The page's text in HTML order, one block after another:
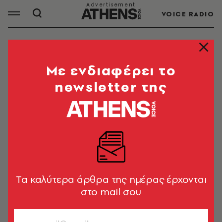
VOICE RADIO
ΒΙΑΣΜΟΙ ΑΝΗΛΙΚΩΝ
ΟΛΑ ΤΑ ΑΡΘΡΑ ΤΟΥ TAG
ΚΟΙΝΩΝΙΑ
κατηγορείται ότι βίαζε τον γιο της
οικιακής βοηθού της
Mε ενδιαφέρει το
newsletter της
Tα καλύτερα άρθρα της ημέρας έρχονται
στο mail σου